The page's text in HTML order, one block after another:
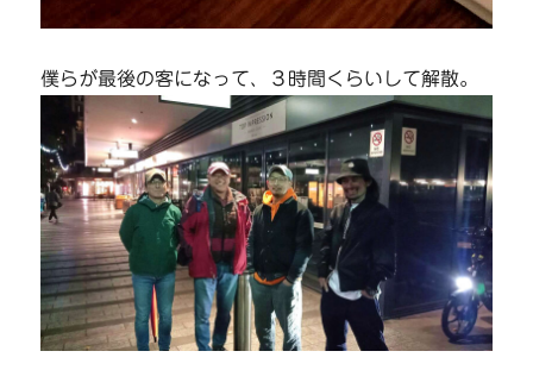
僕らが最後の客になって、３時間くらいして解散。